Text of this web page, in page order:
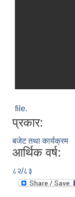
file.
प्रकार:
बजेट तथा कार्यक्रम
आर्थिक वर्ष:
८२/८३